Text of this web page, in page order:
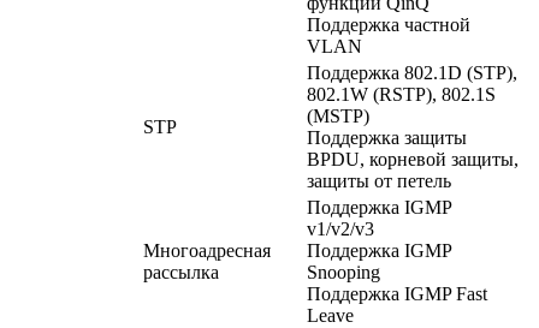
Поддержка частной
VLAN
STP
Поддержка 802.1D (STP),
802.1W (RSTP), 802.1S
(MSTP)
Поддержка защиты
BPDU, корневой защиты,
защиты от петель
Многоадресная
рассылка
Поддержка IGMP
v1/v2/v3
Поддержка IGMP
Snooping
Поддержка IGMP Fast
Leave